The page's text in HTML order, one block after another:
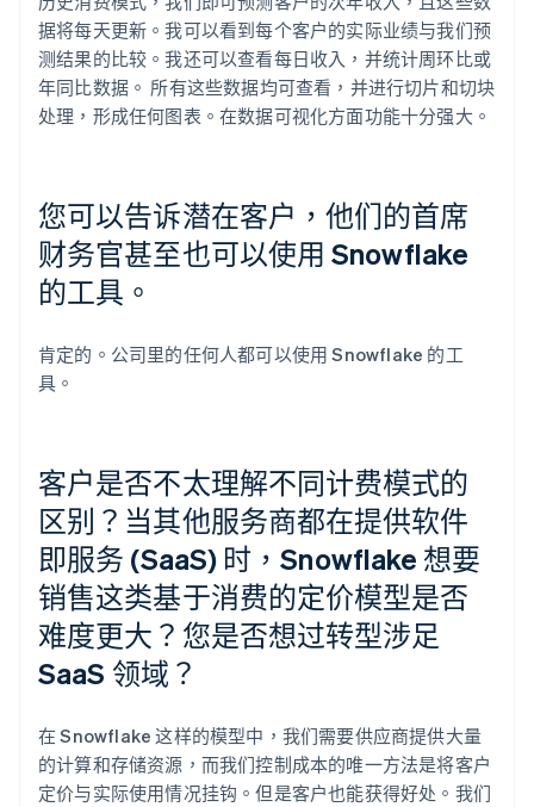
据将每天更新。我可以看到每个客户的实际业绩与我们预
测结果的比较。我还可以查看每日收入，并统计周环比或
年同比数据。 所有这些数据均可查看，并进行切片和切块
处理，形成任何图表。在数据可视化方面功能十分强大。
您可以告诉潜在客户，他们的首席
财务官甚至也可以使用 Snowflake
的工具。
肯定的。公司里的任何人都可以使用 Snowflake 的工
具。
客户是否不太理解不同计费模式的
区别？当其他服务商都在提供软件
即服务 (SaaS) 时，Snowflake 想要
销售这类基于消费的定价模型是否
难度更大？您是否想过转型涉足
SaaS 领域？
在 Snowflake 这样的模型中，我们需要供应商提供大量
的计算和存储资源，而我们控制成本的唯一方法是将客户
定价与实际使用情况挂钩。但是客户也能获得好处。我们